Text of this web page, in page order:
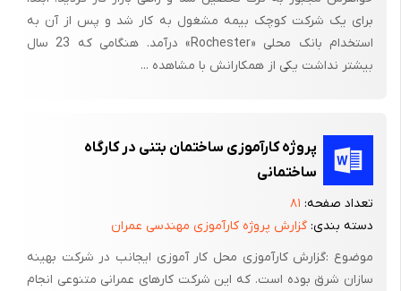
است.
هر بنا اول شمشه گیری آستر می شود در اینصورت گچ آماده را پس از
الک کردن با الکی که سوراخ های آن نیم میلیمترمربع است الک نموده و
سپس حدود سه لیتر آب سالم در ظرفی ریخته گچ الک شده را با دو
دست آهسته در آب می پاشند تا اینکه ضخامت گچ به روی آبها برسد
بلا فاصله با دست گچ های داخل آن را مخلوط نموده که این عمل
بدست شاگرد استاد کار انجام می شود بعد به سرعت استاد کار خمیر
برای یک شرکت کوچک بیمه مشغول به کار شد و پس از آن به
استخدام بانک محلی «Rochester» درآمد. هنگامی که 23 سال
بیشتر نداشت یکی از همکارانش با مشاهده ...
پروژه کارآموزی ساختمان بتنی در کارگاه
ساختمانی
تعداد صفحه: ۸۱
دسته بندی: گزارش پروژه کارآموزی مهندسی عمران
موضوع :گزارش کارآموزی محل کار آموزی ایجانب در شرکت بهینه
سازان شرق بوده است. که این شرکت کارهای عمرانی متنوعی انجام